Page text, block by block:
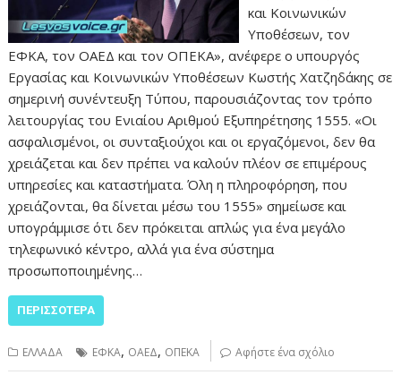
και Κοινωνικών
Υποθέσεων, τον
ΕΦΚΑ, τον ΟΑΕΔ και τον ΟΠΕΚΑ», ανέφερε ο υπουργός
Εργασίας και Κοινωνικών Υποθέσεων Κωστής Χατζηδάκης σε
σημερινή συνέντευξη Τύπου, παρουσιάζοντας τον τρόπο
λειτουργίας του Ενιαίου Αριθμού Εξυπηρέτησης 1555. «Οι
ασφαλισμένοι, οι συνταξιούχοι και οι εργαζόμενοι, δεν θα
χρειάζεται και δεν πρέπει να καλούν πλέον σε επιμέρους
υπηρεσίες και καταστήματα. Όλη η πληροφόρηση, που
χρειάζονται, θα δίνεται μέσω του 1555» σημείωσε και
υπογράμμισε ότι δεν πρόκειται απλώς για ένα μεγάλο
τηλεφωνικό κέντρο, αλλά για ένα σύστημα
προσωποποιημένης…
ΠΕΡΙΣΣΌΤΕΡΑ
ΕΛΛΑΔΑ ΕΦΚΑ, ΟΑΕΔ, ΟΠΕΚΑ Αφήστε ένα σχόλιο